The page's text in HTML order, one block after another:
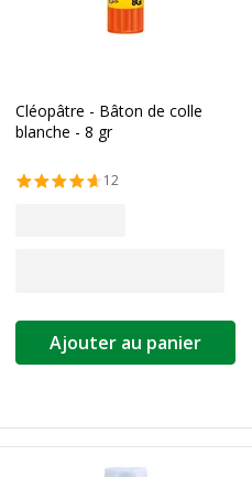
Cléopâtre - Bâton de colle
blanche - 8 gr
12
Ajouter au panier